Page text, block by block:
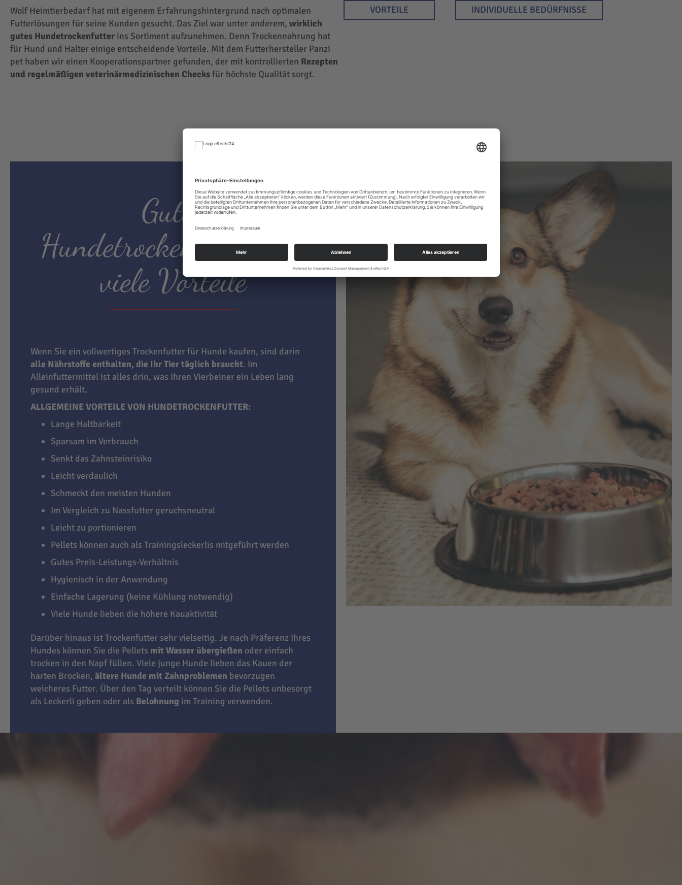
Wolf Heimtierbedarf hat mit eigenem Erfahrungshintergrund nach optimalen
Futterlösungen für seine Kunden gesucht. Das Ziel war unter anderem, wirklich
gutes Hundetrockenfutter ins Sortiment aufzunehmen. Denn Trockennahrung hat
für Hund und Halter einige entscheidende Vorteile. Mit dem Futterhersteller Panzi
pet haben wir einen Kooperationspartner gefunden, der mit kontrollierten Rezepten
und regelmäßigen veterinärmedizinischen Checksfür höchste Qualität sorgt.
VORTEILE INDIVIDUELLE BEDÜRFNISSE
Gutes
Hundetrockenfutter hat
viele Vorteile
Wenn Sie ein vollwertiges Trockenfutter für Hunde kaufen, sind darin
alle Nährstoffe enthalten, die Ihr Tier täglich braucht. Im
Alleinfuttermittel ist alles drin, was Ihren Vierbeiner ein Leben lang
gesund erhält.
ALLGEMEINE VORTEILE VON HUNDETROCKENFUTTER:
Lange Haltbarkeit
Sparsam im Verbrauch
Senkt das Zahnsteinrisiko
Leicht verdaulich
Schmeckt den meisten Hunden
Im Vergleich zu Nassfutter geruchsneutral
Leicht zu portionieren
Pellets können auch als Trainingsleckerlis mitgeführt werden
Gutes Preis-Leistungs-Verhältnis
Hygienisch in der Anwendung
Einfache Lagerung (keine Kühlung notwendig)
Viele Hunde lieben die höhere Kauaktivität
Darüber hinaus ist Trockenfutter sehr vielseitig. Je nach Präferenz Ihres
Hundes können Sie die Pellets mit Wasser übergießen oder einfach
trocken in den Napf füllen. Viele junge Hunde lieben das Kauen der
harten Brocken, ältere Hunde mit Zahnproblemen bevorzugen
weicheres Futter. Über den Tag verteilt können Sie die Pellets unbesorgt
als Leckerli geben oder als Belohnung im Training verwenden.